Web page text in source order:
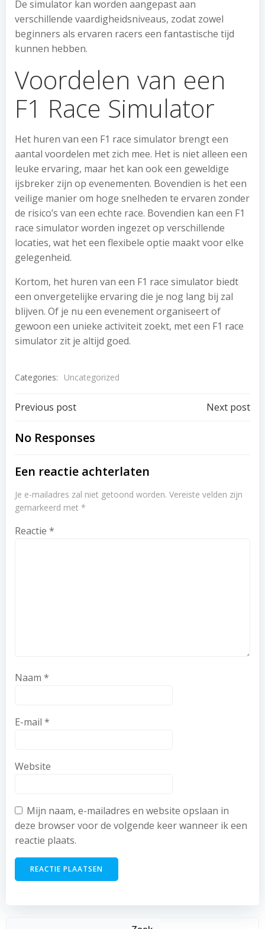
De simulator kan worden aangepast aan
verschillende vaardigheidsniveaus, zodat zowel
beginners als ervaren racers een fantastische tijd
kunnen hebben.
Voordelen van een
F1 Race Simulator
Het huren van een F1 race simulator brengt een
aantal voordelen met zich mee. Het is niet alleen een
leuke ervaring, maar het kan ook een geweldige
ijsbreker zijn op evenementen. Bovendien is het een
veilige manier om hoge snelheden te ervaren zonder
de risico’s van een echte race. Bovendien kan een F1
race simulator worden ingezet op verschillende
locaties, wat het een flexibele optie maakt voor elke
gelegenheid.
Kortom, het huren van een F1 race simulator biedt
een onvergetelijke ervaring die je nog lang bij zal
blijven. Of je nu een evenement organiseert of
gewoon een unieke activiteit zoekt, met een F1 race
simulator zit je altijd goed.
Categories: Uncategorized
Post
navigation
Previous post Next post
No Responses
Een reactie achterlaten
Je e-mailadres zal niet getoond worden. Vereiste velden zijn
gemarkeerd met *
Reactie *
Naam *
E-mail *
Website
Mijn naam, e-mailadres en website opslaan in
deze browser voor de volgende keer wanneer ik een
reactie plaats.